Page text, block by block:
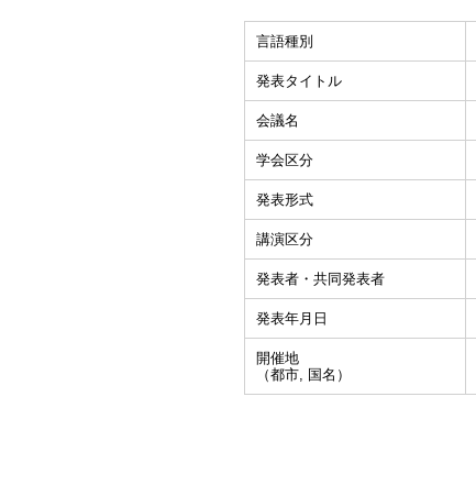
言語種別
発表タイトル
会議名
学会区分
発表形式
講演区分
発表者・共同発表者
発表年月日
開催地
（都市, 国名）